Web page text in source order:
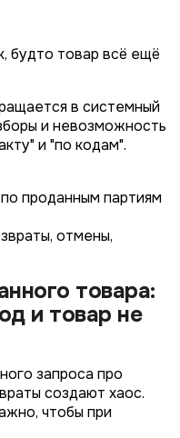
будто товар всё ещё
в системный
и невозможность
и "по кодам".
проданным партиям
отмены,
товара:
и товар не
запроса про
создают хаос.
чтобы при
ПД
данных
*
.totalcrm.ru
Далее
Далее
Далее
анкету